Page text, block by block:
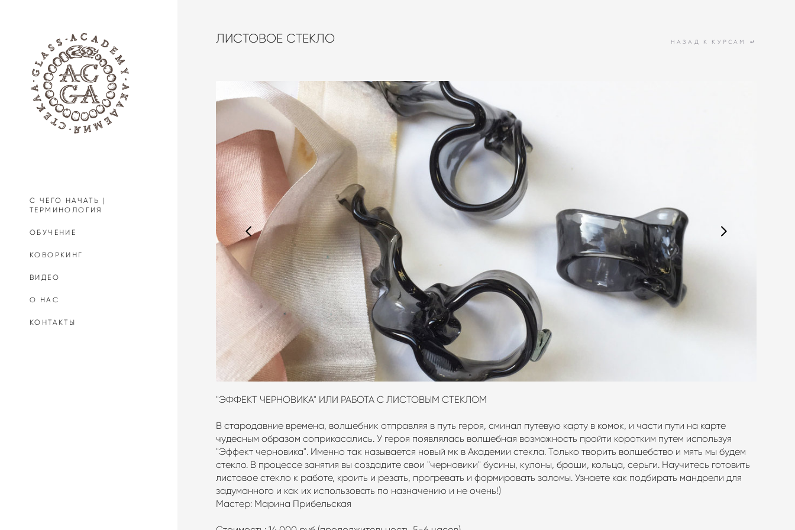
С ЧЕГО НАЧАТЬ |
ТЕРМИНОЛОГИЯ
ОБУЧЕНИЕ
КОВОРКИНГ
ВИДЕО
О НАС
КОНТАКТЫ
ЛИСТОВОЕ СТЕКЛО НАЗАД К КУРСАМ ↵
"ЭФФЕКТ ЧЕРНОВИКА" ИЛИ РАБОТА С ЛИСТОВЫМ СТЕКЛОМ
В стародавние времена, волшебник отправляя в путь героя, сминал путевую карту в комок, и части пути на карте
чудесным образом соприкасались. У героя появлялась волшебная возможность пройти коротким путем используя
"Эффект черновика". Именно так называется новый мк в Академии стекла. Только творить волшебство и мять мы будем
стекло. В процессе занятия вы создадите свои "черновики" бусины, кулоны, броши, кольца, серьги. Научитесь готовить
листовое стекло к работе, кроить и резать, прогревать и формировать заломы. Узнаете как подбирать мандрели для
задуманного и как их использовать по назначению и не очень!)
Мастер: Марина Прибельская